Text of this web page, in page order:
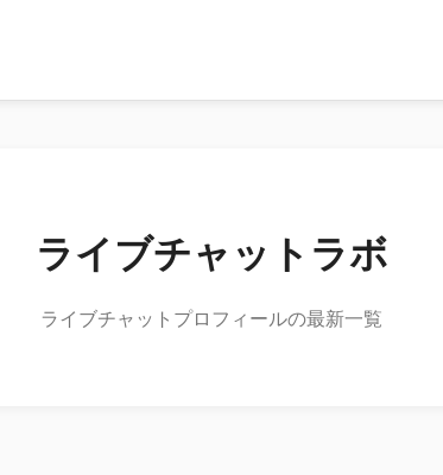
ライブチャットラボ
ライブチャットプロフィールの最新一覧